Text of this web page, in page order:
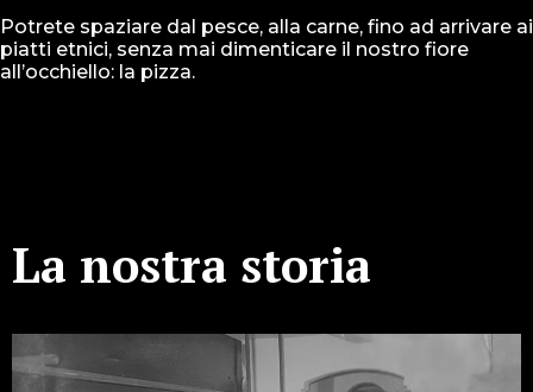
Potrete spaziare dal pesce, alla carne, fino ad arrivare ai
piatti etnici, senza mai dimenticare il nostro fiore
all’occhiello: la pizza.
La nostra storia